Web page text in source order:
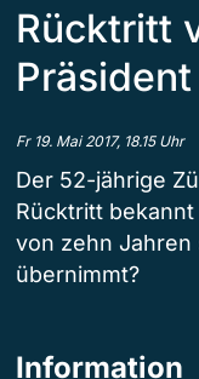
Rücktritt
Fr 19. Mai 2017, 18.15 Uhr
Der 52-jährige
Rücktritt
von zehn Jahren
übernimmt?
Information